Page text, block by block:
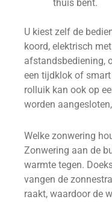
thuis bent.
U kiest zelf de
koord, elektrisch
afstandsbediening,
een tijdklok of
rolluik kan ook op
worden
Welke zonwering
Zonwering aan de
warmte tegen.
vangen de
raakt, waardoor de